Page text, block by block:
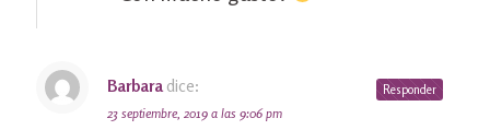
Barbara dice:
23 septiembre, 2019 a las 9:06 pm
Responder